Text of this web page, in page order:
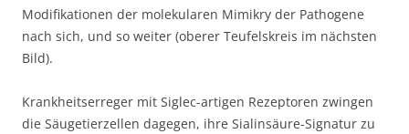
Modifikationen der molekularen Mimikry der Pathogene
nach sich, und so weiter (oberer Teufelskreis im nächsten
Bild).
Krankheitserreger mit Siglec-artigen Rezeptoren zwingen
die Säugetierzellen dagegen, ihre Sialinsäure-Signatur zu